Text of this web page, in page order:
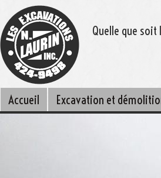
Quelle que
Accueil Excavation et